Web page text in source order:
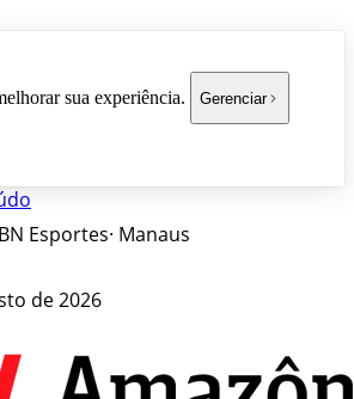
sua experiência. Gerenciar
Esportes· Manaus
de 2026